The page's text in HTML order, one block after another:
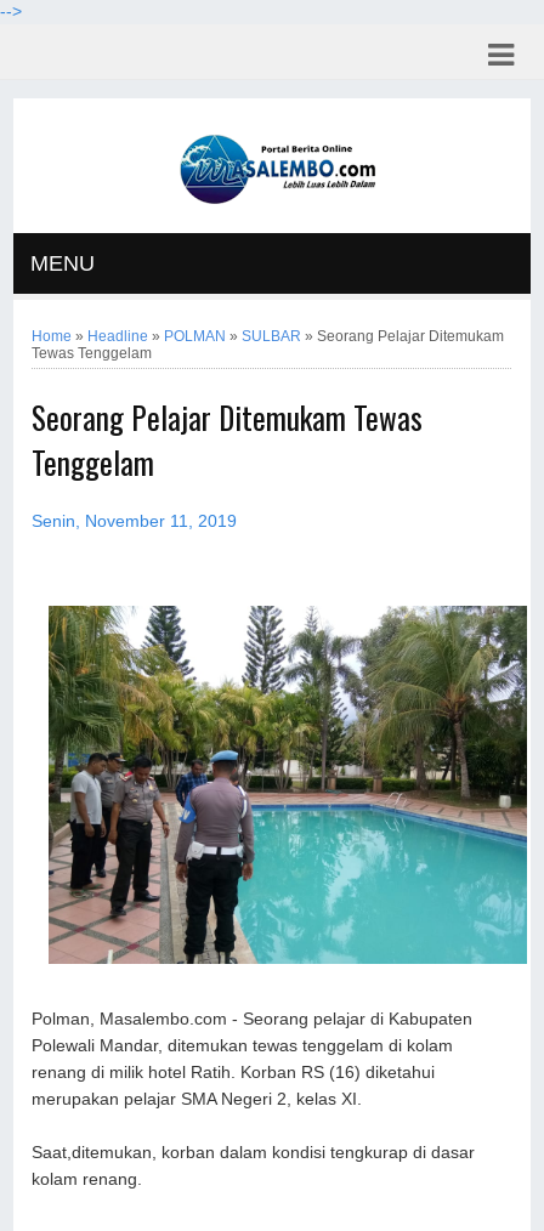
-->
MENU
Home » Headline » POLMAN »SULBAR »Seorang Pelajar Ditemukam
Tewas Tenggelam
Seorang Pelajar Ditemukam Tewas
Tenggelam
Senin, November 11, 2019
Polman, Masalembo.com - Seorang pelajar di Kabupaten
Polewali Mandar, ditemukan tewas tenggelam di kolam
renang di milik hotel Ratih. Korban RS (16) diketahui
merupakan pelajar SMA Negeri 2, kelas XI.
Saat,ditemukan, korban dalam kondisi tengkurap di dasar
kolam renang.